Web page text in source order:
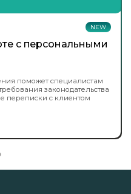
NEW
с персональными
поможет специалистам
законодательства
переписки с клиентом